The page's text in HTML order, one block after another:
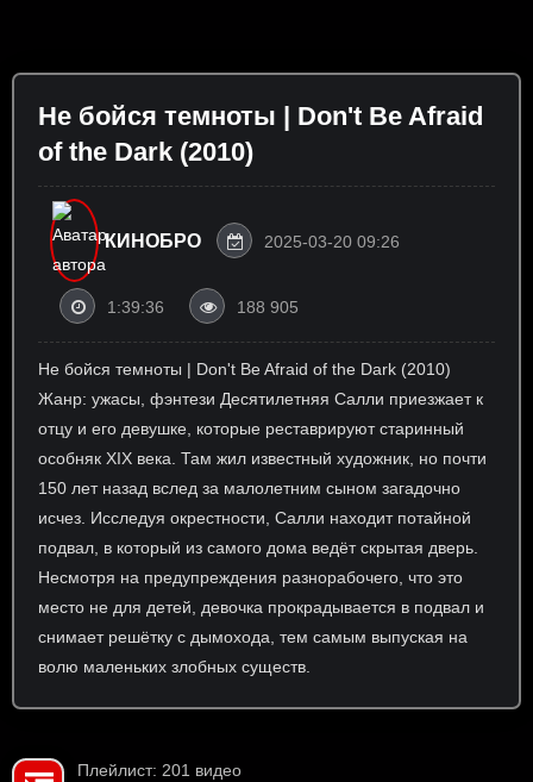
Не бойся темноты | Don't Be Afraid
of the Dark (2010)
КИНОБРО 2025-03-20 09:26
1:39:36 188 905
Не бойся темноты | Don't Be Afraid of the Dark (2010)
Жанр: ужасы, фэнтези Десятилетняя Салли приезжает к
отцу и его девушке, которые реставрируют старинный
особняк XIX века. Там жил известный художник, но почти
150 лет назад вслед за малолетним сыном загадочно
исчез. Исследуя окрестности, Салли находит потайной
подвал, в который из самого дома ведёт скрытая дверь.
Несмотря на предупреждения разнорабочего, что это
место не для детей, девочка прокрадывается в подвал и
снимает решётку с дымохода, тем самым выпуская на
волю маленьких злобных существ.
Плейлист: 201 видео